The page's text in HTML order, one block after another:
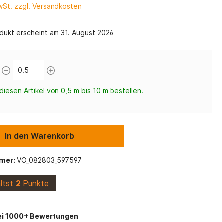
Canvas Stoff
Maritime Stoffe
Schulanfang
zzgl. Versandkosten
erscheint am 31. August 2026
Artikel von 0,5 m bis 10 m bestellen.
In den Warenkorb
VO_082803_597597
2 Punkte
1000+ Bewertungen